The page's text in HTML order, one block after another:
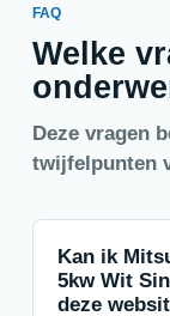
FAQ
Welke
Deze vragen
twijfelpunten
Kan ik
5kw Wit
deze